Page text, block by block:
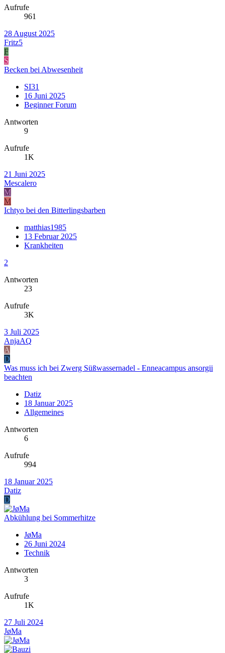
Aufrufe
961
28 August 2025
Fritz5
F
S
Becken bei Abwesenheit
SI31
16 Juni 2025
Beginner Forum
Antworten
9
Aufrufe
1K
21 Juni 2025
Mescalero
M
M
Ichtyo bei den Bitterlingsbarben
matthias1985
13 Februar 2025
Krankheiten
2
Antworten
23
Aufrufe
3K
3 Juli 2025
AnjaAQ
A
D
Was muss ich bei Zwerg Süßwassernadel - Enneacampus ansorgii
beachten
Datiz
18 Januar 2025
Allgemeines
Antworten
6
Aufrufe
994
18 Januar 2025
Datiz
D
Abkühlung bei Sommerhitze
JøMa
26 Juni 2024
Technik
Antworten
3
Aufrufe
1K
27 Juli 2024
JøMa